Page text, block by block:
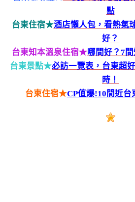
點
台東住宿★酒店懶人包，看熱氣
好？
台東知本溫泉住宿★哪間好？7
台東景點★必訪一覽表，台東超
時！
台東住宿★CP值爆!10間近